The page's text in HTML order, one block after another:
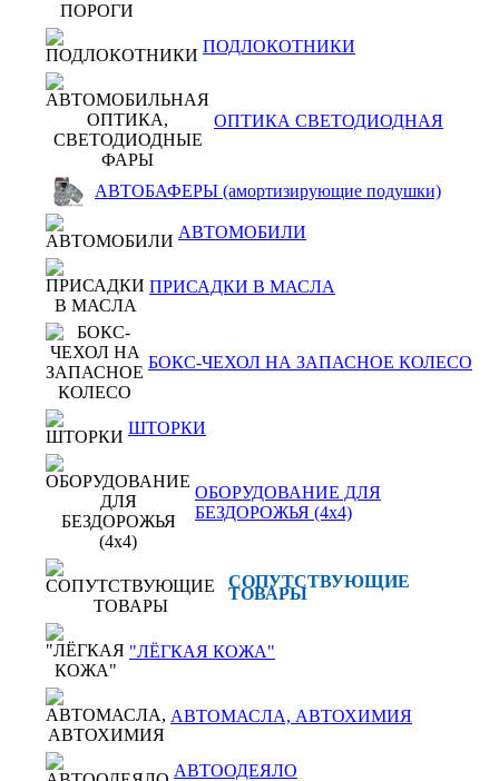
ПОДЛОКОТНИКИ
ОПТИКА СВЕТОДИОДНАЯ
АВТОБАФЕРЫ (амортизирующие подушки)
АВТОМОБИЛИ
ПРИСАДКИ В МАСЛА
БОКС-ЧЕХОЛ НА ЗАПАСНОЕ КОЛЕСО
ШТОРКИ
ОБОРУДОВАНИЕ ДЛЯ
БЕЗДОРОЖЬЯ (4x4)
СОПУТСТВУЮЩИЕ
ТОВАРЫ
"ЛЁГКАЯ КОЖА"
АВТОМАСЛА, АВТОХИМИЯ
АВТООДЕЯЛО